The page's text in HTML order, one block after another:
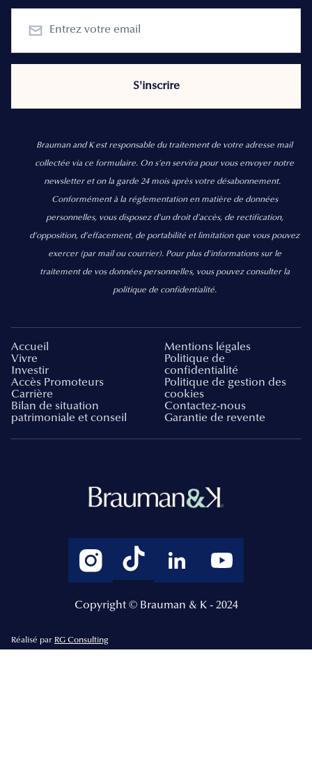
Brauman and K est responsable du traitement de votre adresse mail
collectée via ce formulaire. On s’en servira pour vous envoyer notre
newsletter et on la garde 24 mois après votre désabonnement.
Conformément à la réglementation en matière de données
personnelles, vous disposez d'un droit d'accès, de rectification,
d’opposition, d’effacement, de portabilité et limitation que vous pouvez
exercer (par mail ou courrier). Pour plus d’informations sur le
traitement de vos données personnelles, vous pouvez consulter la
politique de confidentialité.
Accueil
Vivre
Investir
Accès Promoteurs
Carrière
Bilan de situation
patrimoniale et conseil
Mentions légales
Politique de
confidentialité
Politique de gestion des
cookies
Contactez-nous
Garantie de revente
Copyright © Brauman & K - 2024
Réalisé par RG Consulting